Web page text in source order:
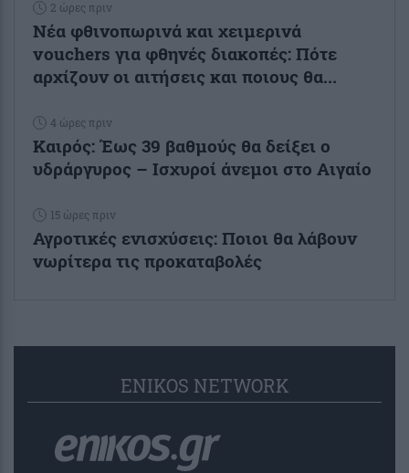
2 ώρες πριν
Νέα φθινοπωρινά και χειμερινά
vouchers για φθηνές διακοπές: Πότε
αρχίζουν οι αιτήσεις και ποιους θα...
4 ώρες πριν
Καιρός: Έως 39 βαθμούς θα δείξει ο
υδράργυρος – Ισχυροί άνεμοι στο Αιγαίο
15 ώρες πριν
Αγροτικές ενισχύσεις: Ποιοι θα λάβουν
νωρίτερα τις προκαταβολές
ENIKOS NETWORK